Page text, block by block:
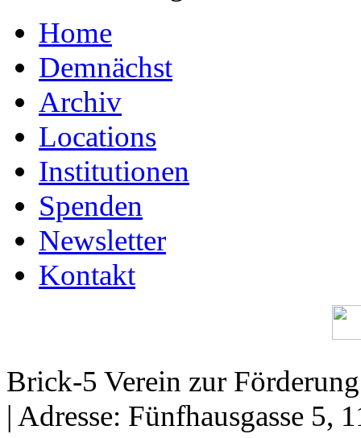
Home
Demnächst
Archiv
Locations
Institutionen
Spenden
Newsletter
Kontakt
Brick-5 Verein zur
| Adresse: Fünfhausgasse 5,